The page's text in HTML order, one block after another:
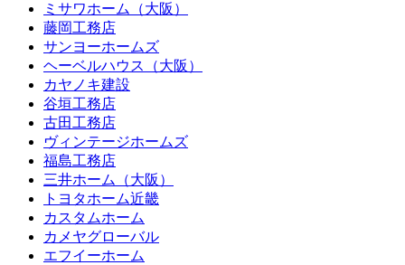
ミサワホーム（大阪）
藤岡工務店
サンヨーホームズ
ヘーベルハウス（大阪）
カヤノキ建設
谷垣工務店
古田工務店
ヴィンテージホームズ
福島工務店
三井ホーム（大阪）
トヨタホーム近畿
カスタムホーム
カメヤグローバル
エフイーホーム